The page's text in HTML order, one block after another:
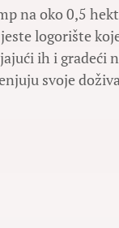
na oko 0,5
logorište
ih i gradeći
svoje